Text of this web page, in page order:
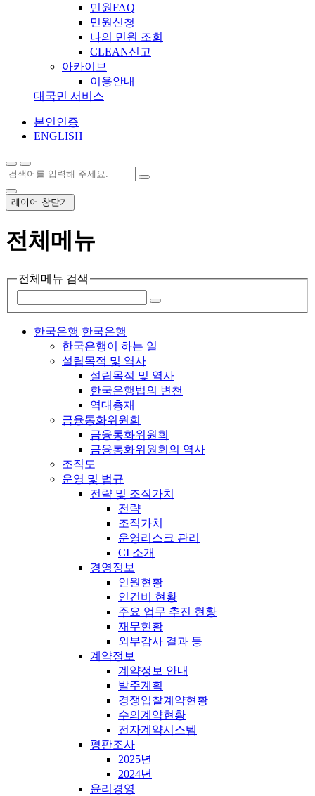
민원FAQ
민원신청
나의 민원 조회
CLEAN신고
아카이브
이용안내
대국민 서비스
본인인증
ENGLISH
레이어 창닫기
전체메뉴
전체메뉴 검색
한국은행 한국은행
한국은행이 하는 일
설립목적 및 역사
설립목적 및 역사
한국은행법의 변천
역대총재
금융통화위원회
금융통화위원회
금융통화위원회의 역사
조직도
운영 및 법규
전략 및 조직가치
전략
조직가치
운영리스크 관리
CI 소개
경영정보
인원현황
인건비 현황
주요 업무 추진 현황
재무현황
외부감사 결과 등
계약정보
계약정보 안내
발주계획
경쟁입찰계약현황
수의계약현황
전자계약시스템
평판조사
2025년
2024년
윤리경영